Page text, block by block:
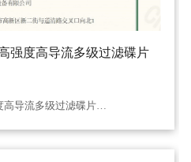
强度高导流多级过滤碟片
导流多级过滤碟片…